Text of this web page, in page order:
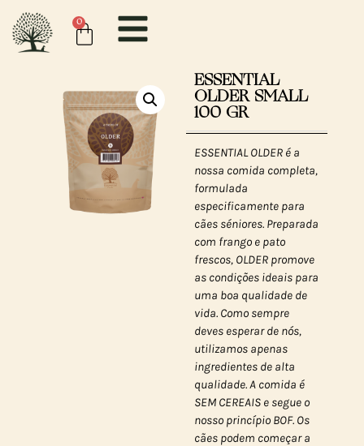
0
ESSENTIAL
OLDER SMALL
100 GR
ESSENTIAL OLDER é a
nossa comida completa,
formulada
especificamente para
cães séniores. Preparada
com frango e pato
frescos, OLDER promove
as condições ideais para
uma boa qualidade de
vida. Como sempre
deves esperar de nós,
utilizamos apenas
ingredientes de alta
qualidade. A comida é
SEM CEREAIS e segue o
nosso princípio BOF. Os
cães podem começar a